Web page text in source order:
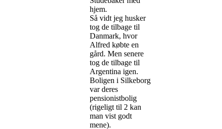
hjem.
Så vidt jeg husker
tog de tilbage til
Danmark, hvor
Alfred købte en
gård. Men senere
tog de tilbage til
Argentina igen.
Boligen i Silkeborg
var deres
pensionistbolig
(rigeligt til 2 kan
man vist godt
mene).